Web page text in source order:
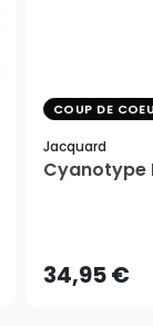
COUP DE
Jacquard
Cyanotype
34,95 €